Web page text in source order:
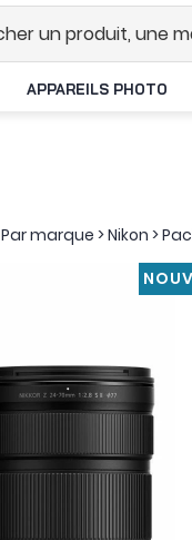
APPAREILS PHOTO
Par marque >Nikon >